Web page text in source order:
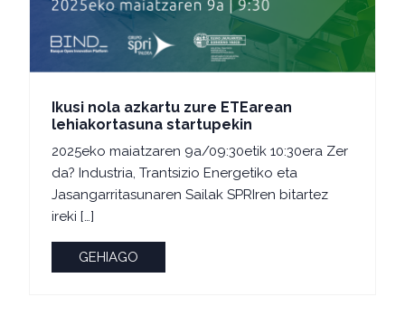
Ikusi nola azkartu zure ETEarean
lehiakortasuna startupekin
2025eko maiatzaren 9a/09:30etik 10:30era Zer
da? Industria, Trantsizio Energetiko eta
Jasangarritasunaren Sailak SPRIren bitartez
ireki […]
GEHIAGO